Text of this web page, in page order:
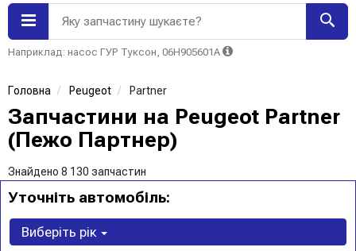
Яку запчастину шукаєте?
Наприклад: насос ГУР Туксон, 06H905601A
Головна Peugeot Partner
Запчастини на Peugeot Partner
(Пежо Партнер)
Знайдено 8 130 запчастин
Уточніть автомобіль:
Виберіть рік